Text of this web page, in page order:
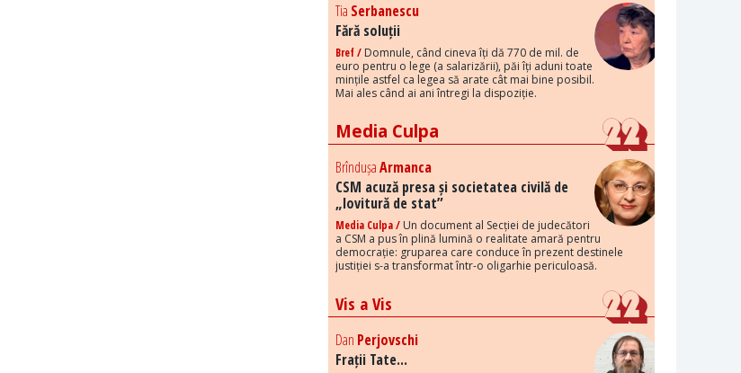
Tia Serbanescu
Fără soluții
Bref / Domnule, când cineva îți dă 770 de mil. de
euro pentru o lege (a salarizării), păi îți aduni toate
mințile astfel ca legea să arate cât mai bine posibil.
Mai ales când ai ani întregi la dispoziție.
Media Culpa
BrîndușaArmanca
CSM acuză presa și societatea civilă de
„lovitură de stat”
Media Culpa / Un document al Secției de judecători
a CSM a pus în plină lumină o realitate amară pentru
democrație: gruparea care conduce în prezent destinele
justiției s-a transformat într-o oligarhie periculoasă.
Vis a Vis
Dan Perjovschi
Frații Tate...